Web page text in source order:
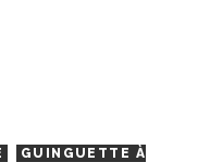
GUINGUETTE À